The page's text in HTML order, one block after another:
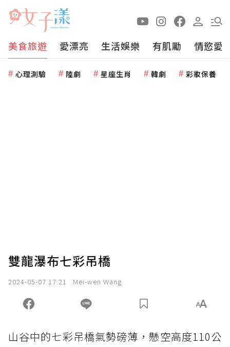
美食旅遊 愛漂亮 生活娛樂 有肌勵 情慾愛
心理測驗 陸劇 星座生肖 韓劇 彩妝保養
雙龍瀑布七彩吊橋
2024-05-07 17:21 Mei-wen Wang
山谷中的七彩吊橋氣勢磅薄，懸空高度110公